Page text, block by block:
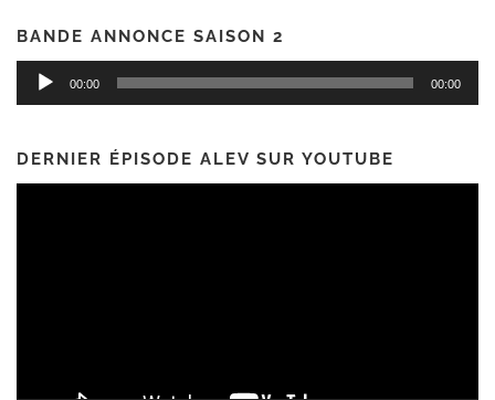
BANDE ANNONCE SAISON 2
Lecteur
audio
00:00 00:00
DERNIER ÉPISODE ALEV SUR YOUTUBE